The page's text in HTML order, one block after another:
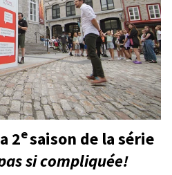
2esaison de la série
si compliquée!